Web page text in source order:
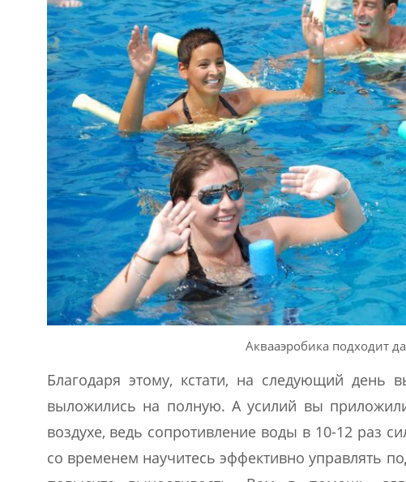
Аквааэробика подходит
Благодаря этому, кстати, на следующий день
выложились на полную. А усилий вы
воздухе, ведь сопротивление воды в 10-12 раз
со временем научитесь эффективно управлять